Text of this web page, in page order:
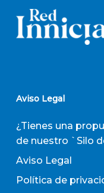
Aviso Legal
¿Tienes una
de nuestro `Silo
Aviso Legal
Política de